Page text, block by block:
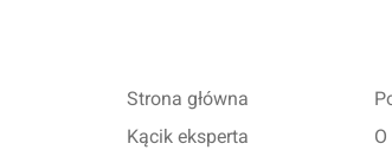
Strona główna
Kącik eksperta